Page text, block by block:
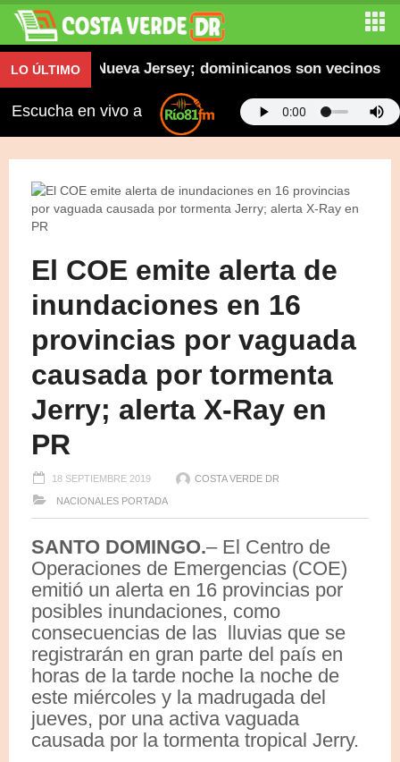
LO ÚLTIMOen Nueva Jersey; dominicanos son vecinos
Escucha en vivo a
El COE emite alerta de
inundaciones en 16
provincias por vaguada
causada por tormenta
Jerry; alerta X-Ray en
PR
18 SEPTIEMBRE 2019 COSTA VERDE DR
NACIONALES PORTADA
SANTO DOMINGO.– El Centro de
Operaciones de Emergencias (COE)
emitió un alerta en 16 provincias por
posibles inundaciones, como
consecuencias de las lluvias que se
registrarán en gran parte del país en
horas de la tarde noche la noche de
este miércoles y la madrugada del
jueves, por una activa vaguada
causada por la tormenta tropical Jerry.